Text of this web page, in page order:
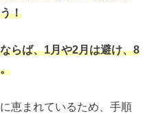
！
らば、1月や2月は避け、8
恵まれているため、手順